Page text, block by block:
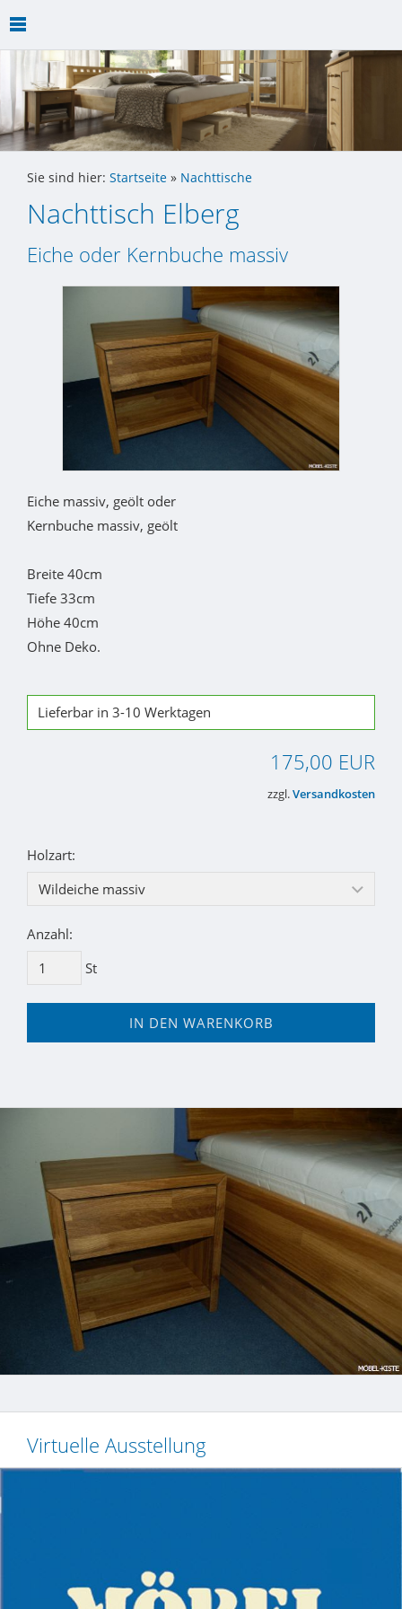
Sie sind hier: Startseite » Nachttische
Nachttisch Elberg
Eiche oder Kernbuche massiv
Eiche massiv, geölt oder
Kernbuche massiv, geölt
Breite 40cm
Tiefe 33cm
Höhe 40cm
Ohne Deko.
Lieferbar in 3-10 Werktagen
175,00 EUR
zzgl.Versandkosten
Holzart:
Anzahl:
St
IN DEN WARENKORB
Virtuelle Ausstellung